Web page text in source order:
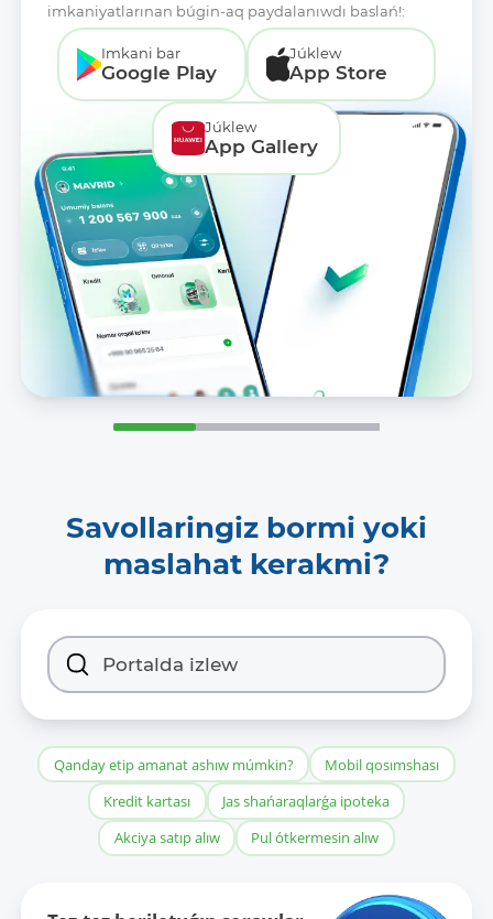
imkaniyatlarınan búgin-aq paydalanıwdı baslań!:
Imkani bar
Google Play
Júklew
App Store
Júklew
App Gallery
Savollaringiz bormi yoki
maslahat kerakmi?
Qanday etip amanat ashıw múmkin?
Mobil qosımshası
Kredit kartası
Jas shańaraqlarǵa ipoteka
Akciya satıp alıw
Pul ótkermesin alıw